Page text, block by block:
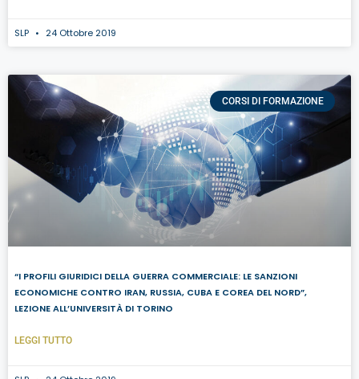
SLP 24 Ottobre 2019
CORSI DI FORMAZIONE
“I PROFILI GIURIDICI DELLA GUERRA COMMERCIALE: LE SANZIONI
ECONOMICHE CONTRO IRAN, RUSSIA, CUBA E COREA DEL NORD”,
LEZIONE ALL’UNIVERSITÀ DI TORINO
LEGGI TUTTO